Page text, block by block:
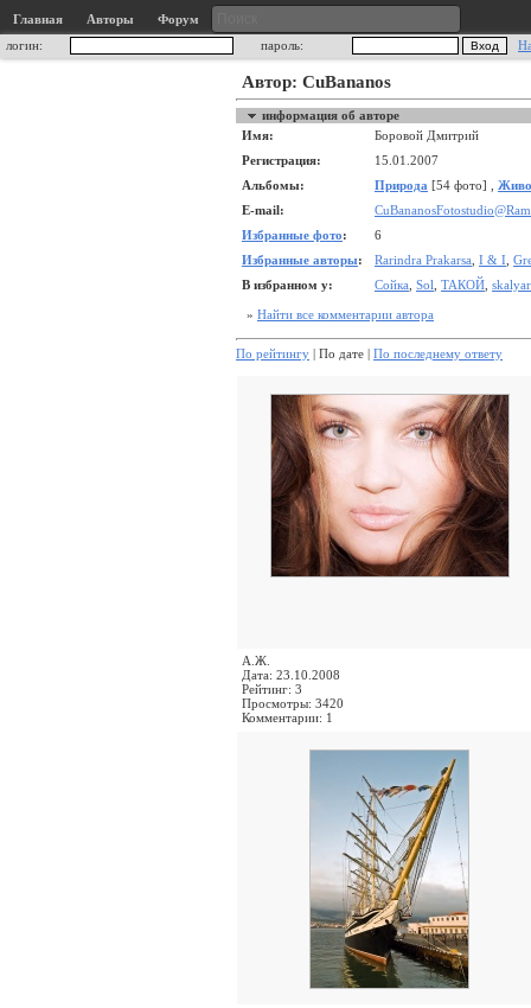
Главная Авторы
Форум
логин:
пароль:
Автор: CuBananos
информация об авторе
Имя:
Боровой Дмитрий
Регистрация:
15.01.2007
Альбомы:
Природа [54 фото] ,
E-mail:
Избранные фото:
6
Избранные авторы: Rarindra Prakarsa I & I
В избранном у:
Сойка Sol ТАКОЙ
» Найти все комментарии автора
По рейтингу | По дате | По последнему ответу
А.Ж.
Дата: 23.10.2008
Рейтинг: 3
Просмотры: 3420
Комментарии: 1